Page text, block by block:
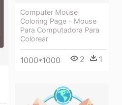
Computer Mouse
Coloring Page - Mouse
Para Computadora Para
Colorear
1000*1000 2 1